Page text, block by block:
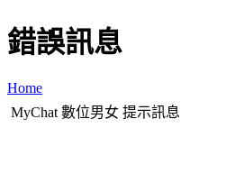
錯誤訊息
Home
MyChat 數位男女 提示訊息